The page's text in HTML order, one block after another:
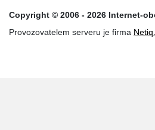
Copyright © 2006 - 2026 Internet-
Provozovatelem serveru je firma